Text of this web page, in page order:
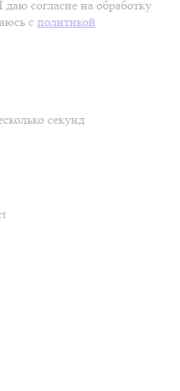
даю согласие на обработку
с политикой
секунд